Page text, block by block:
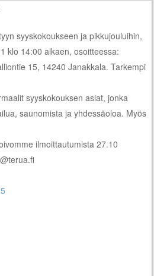
syyskokoukseen ja pikkujouluihin,
klo 14:00 alkaen, osoitteessa:
15, 14240 Janakkala. Tarkempi
syyskokouksen asiat, jonka
saunomista ja yhdessäoloa. Myös
ilmoittautumista 27.10